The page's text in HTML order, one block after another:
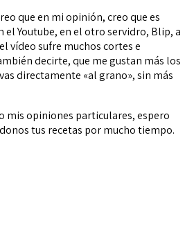
que en mi opinión, creo que es
el Youtube, en el otro servidro, Blip, a
vídeo sufre muchos cortes e
decirte, que me gustan más los
directamente «al grano», sin más
mis opiniones particulares, espero
tus recetas por mucho tiempo.